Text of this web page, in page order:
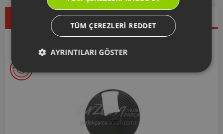
İndirimdekiler Yeni Ürünler
TÜM ÇEREZLERI REDDET
AYRINTILARI GÖSTER